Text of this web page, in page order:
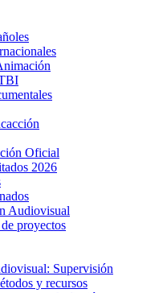
Oficial
2026
Audiovisual
proyectos
Supervisión
y recursos